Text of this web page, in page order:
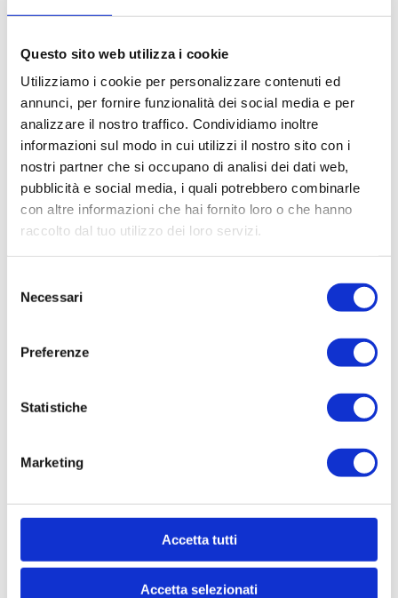
Questo sito web utilizza i cookie
Utilizziamo i cookie per personalizzare contenuti ed
annunci, per fornire funzionalità dei social media e per
analizzare il nostro traffico. Condividiamo inoltre
informazioni sul modo in cui utilizzi il nostro sito con i
nostri partner che si occupano di analisi dei dati web,
pubblicità e social media, i quali potrebbero combinarle
con altre informazioni che hai fornito loro o che hanno
raccolto dal tuo utilizzo dei loro servizi.
delNecessari
Preferenze
Statistiche
Marketing
Accetta tutti
Accetta selezionati
ghiaccio (pìù o meno 200 gr) 300 gr di rum e
la crema di zabaione, shakerarlo
energicamente per qualche minuto.
Servire nei bicchieri, guarnendoli con noce
moscata.
GOURMET SOUS-VIDE